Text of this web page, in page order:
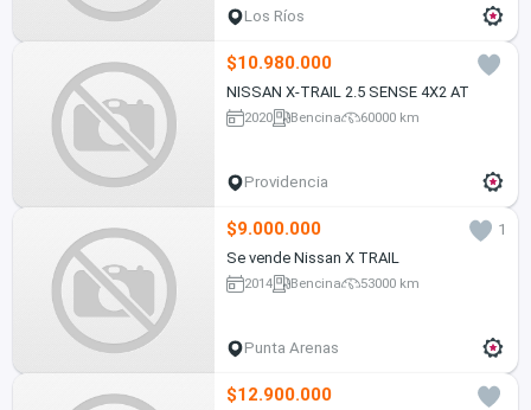
Los Ríos
$10.980.000
NISSAN X-TRAIL 2.5 SENSE 4X2 AT
2020 Bencina 60000 km
Providencia
$9.000.000
1
Se vende Nissan X TRAIL
2014 Bencina 53000 km
Punta Arenas
$12.900.000